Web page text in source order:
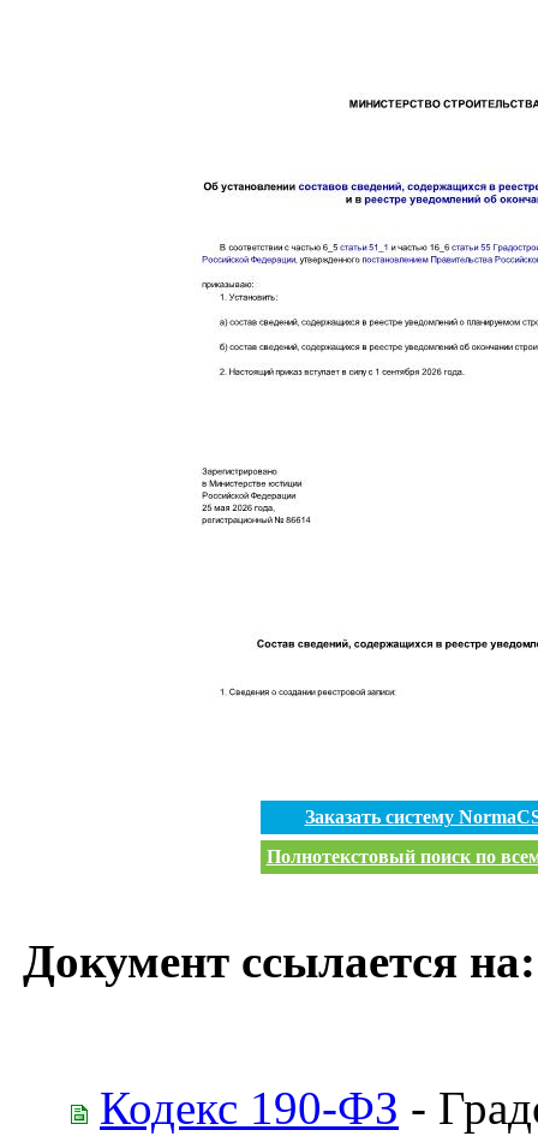
Заказать систему
Полнотекстовый поиск по
Документ ссылается на:
Кодекс 190-ФЗ -